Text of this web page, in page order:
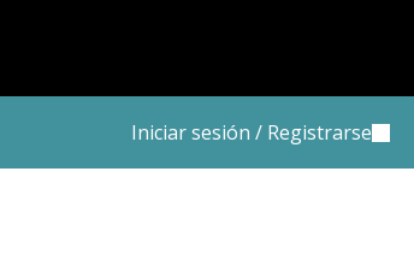
Iniciar sesión / Registrarse